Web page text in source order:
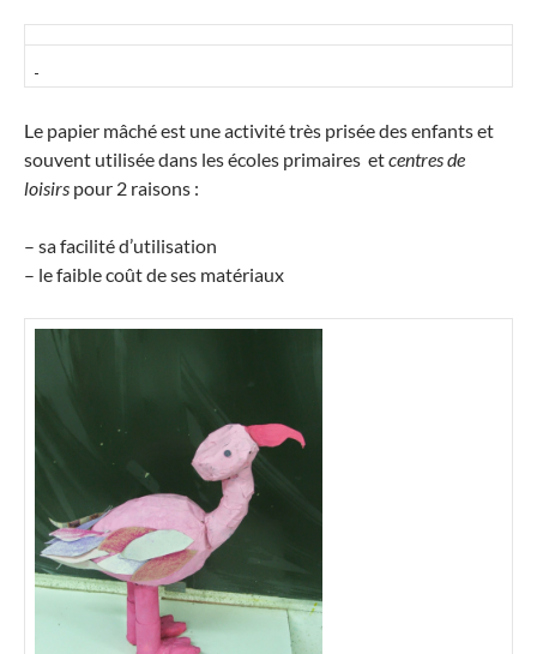
Le papier mâché est une activité très prisée des enfants et
souvent utilisée dans les écoles primaires etcentres de
loisirs pour 2 raisons :
– sa facilité d’utilisation
– le faible coût de ses matériaux